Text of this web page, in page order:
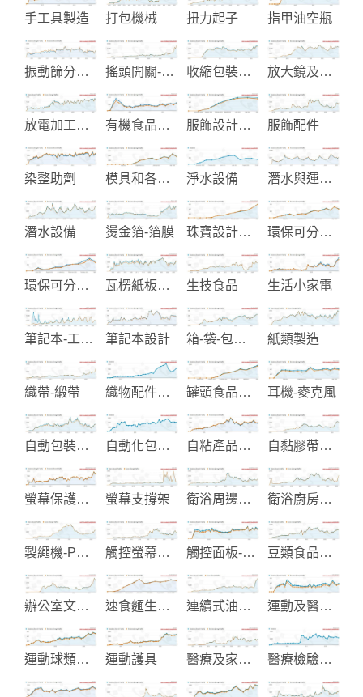
手工具製造 打包機械 扭力起子 指甲油空瓶
振動篩分過濾機 搖頭開關-翹板開關-金屬開關 收縮包裝機械與材料 放大鏡及配件
放電加工機械 有機食品生產 服飾設計製造 服飾配件
染整助劑 模具和各類五金沖壓件製造 淨水設備 潛水與運動設備
潛水設備 燙金箔-箔膜 珠寶設計供應製造 環保可分解產品
環保可分解製品 瓦楞紙板生產設備 生技食品 生活小家電
筆記本-工商日記製造 筆記本設計 箱-袋-包製造 紙類製造
織帶-緞帶 織物配件製造 罐頭食品與飲料製造 耳機-麥克風
自動包裝機械 自動化包裝設備 自粘產品及噴繪材料 自黏膠帶及裝飾用塑膠膜
螢幕保護膜和濾光片製造 螢幕支撐架 衛浴周邊設備-給皂機 衛浴廚房及生活起居用品
製繩機-PP編織袋-塑膠廢料回收 觸控螢幕終端機 觸控面板-觸控控制器 豆類食品機械
辦公室文具用品 速食麵生產線設備 連續式油炸機 運動及醫療護具
運動球類製造 運動護具 醫療及家居醫護用品 醫療檢驗試劑